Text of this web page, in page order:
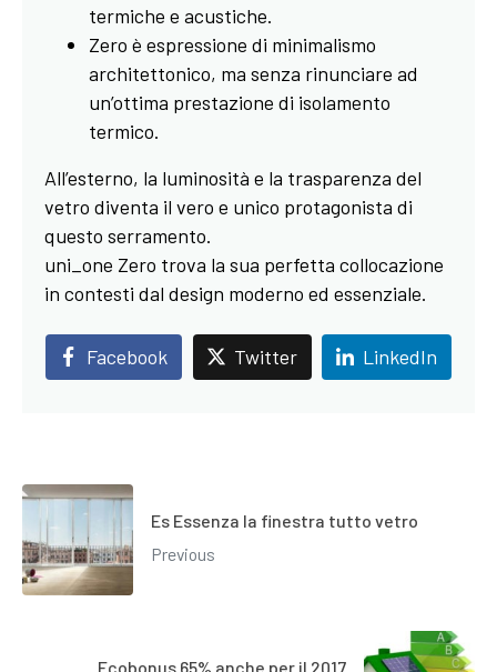
termiche e acustiche.
Zero è espressione di minimalismo
architettonico, ma senza rinunciare ad
un’ottima prestazione di isolamento
termico.
All’esterno, la luminosità e la trasparenza del
vetro diventa il vero e unico protagonista di
questo serramento.
uni_one Zero trova la sua perfetta collocazione
in contesti dal design moderno ed essenziale.
Facebook Twitter LinkedIn
Es Essenza la finestra tutto vetro
Previous
Ecobonus 65% anche per il 2017